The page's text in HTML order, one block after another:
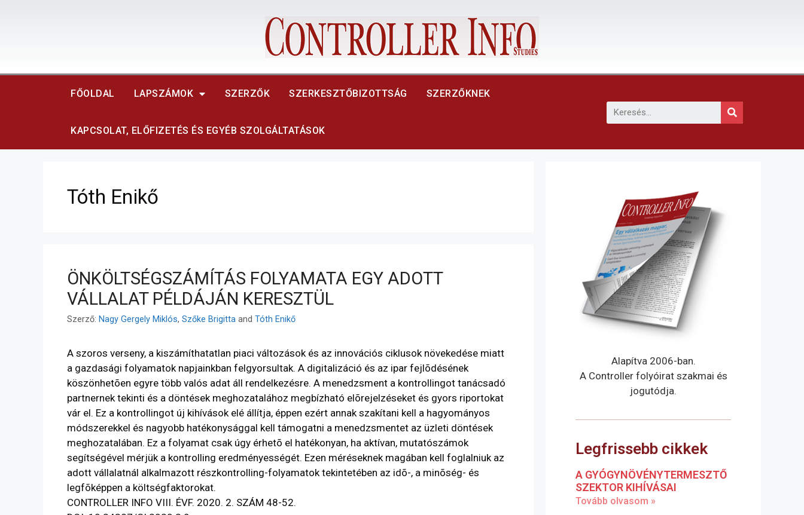
FŐOLDAL LAPSZÁMOK SZERZŐK SZERKESZTŐBIZOTTSÁG SZERZŐKNEK
KAPCSOLAT, ELŐFIZETÉS ÉS EGYÉB SZOLGÁLTATÁSOK
Tóth Enikő
ÖNKÖLTSÉGSZÁMÍTÁS FOLYAMATA EGY ADOTT
VÁLLALAT PÉLDÁJÁN KERESZTÜL
Szerző: Nagy Gergely Miklós, Szőke Brigitta and Tóth Enikő
A szoros verseny, a kiszámíthatatlan piaci változások és az innovációs ciklusok növekedése miatt
a gazdasági folyamatok napjainkban felgyorsultak. A digitalizáció és az ipar fejlõdésének
köszönhetõen egyre több valós adat áll rendelkezésre. A menedzsment a kontrollingot tanácsadó
partnernek tekinti és a döntések meghozatalához megbízható elõrejelzéseket és gyors riportokat
vár el. Ez a kontrollingot új kihívások elé állítja, éppen ezért annak szakítani kell a hagyományos
módszerekkel és nagyobb hatékonysággal kell támogatni a menedzsmentet az üzleti döntések
meghozatalában. Ez a folyamat csak úgy érhetõ el hatékonyan, ha aktívan, mutatószámok
segítségével mérjük a kontrolling eredményességét. Ezen méréseknek magában kell foglalniuk az
adott vállalatnál alkalmazott részkontrolling-folyamatok tekintetében az idõ-, a minõség- és
legfõképpen a költségfaktorokat.
CONTROLLER INFO VIII. ÉVF. 2020. 2. SZÁM 48-52.
Alapítva 2006-ban.
A Controller folyóirat szakmai és
jogutódja.
Legfrissebb cikkek
A GYÓGYNÖVÉNYTERMESZTŐ
SZEKTOR KIHÍVÁSAI
Tovább olvasom »